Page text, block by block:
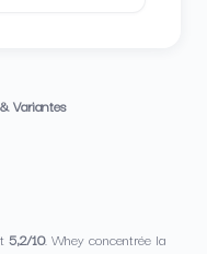
Variantes
5,2/10. Whey concentrée la